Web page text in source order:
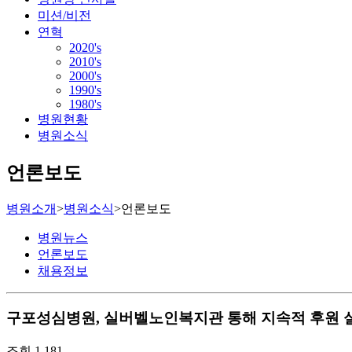
미션/비전
연혁
2020's
2010's
2000's
1990's
1980's
병원현황
병원소식
언론보도
병원소개>병원소식>언론보도
병원뉴스
언론보도
채용정보
구포성심병원, 실버벨노인복지관 통해 지속적 후원